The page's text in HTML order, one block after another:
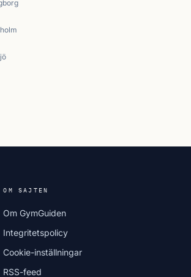
OM SAJTEN
Om GymGuiden
Integritetspolicy
Cookie-inställningar
RSS-feed